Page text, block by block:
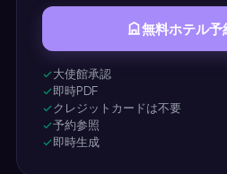
無料ホテル予
大使館承認
即時PDF
クレジットカードは不要
予約参照
即時生成